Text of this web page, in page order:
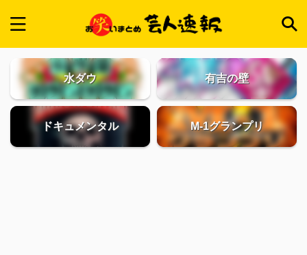
水ダウ 有吉の壁
ドキュメンタル M-1グランプリ